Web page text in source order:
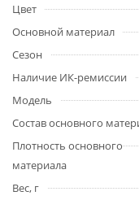
Цвет
Основной материал
Сезон
Наличие ИК-ремиссии
Модель
Состав основного
Плотность основного
материала
Вес, г